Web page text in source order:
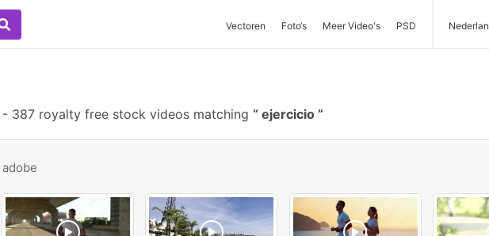
Vectoren Foto‘s Meer Video's PSD
- 387 royalty free stock videos matching ejercicio
adobe